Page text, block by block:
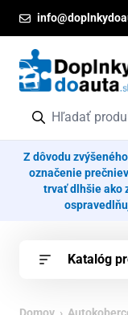
Z dôvodu
označenie
trvať dlhšie ako
Katalóg
Domov ›